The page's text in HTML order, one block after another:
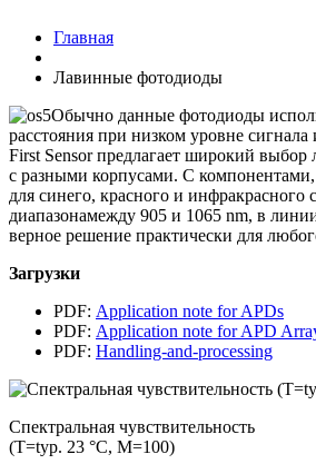
Главная
Лавинные фотодиоды
Обычно данные фотодиоды
расстояния при низком уровне сигнала
First Sensor предлагает широкий
с разными корпусами. С
для синего, красного и инфракрасного
диапазонамежду 905 и 1065 nm, в
верное решение практически для
Загрузки
PDF: Application note for APDs
PDF: Application note for APD
PDF: Handling-and-processing
Спектральная чувствительность
(T=typ. 23 °C, M=100)